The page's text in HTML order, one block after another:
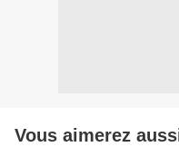
Vous aimerez